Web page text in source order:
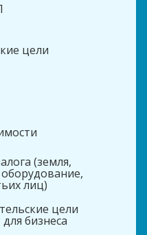
цели
(земля,
лиц)
цели
бизнеса